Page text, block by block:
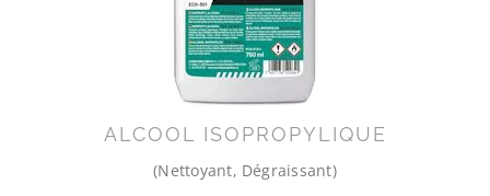
ALCOOL ISOPROPYLIQUE
(Nettoyant, Dégraissant)